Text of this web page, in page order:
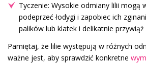
Tyczenie: Wysokie odmiany lilii mogą
podeprzeć łodygi i zapobiec ich
palików lub klatek i delikatnie przywiąż
Pamiętaj, że lilie występują w różnych
ważne jest, aby sprawdzić konkretne